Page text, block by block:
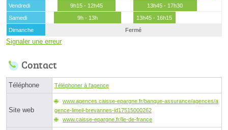
Vendredi
9h15 - 12h45
13h45 - 17h30
Samedi
9h - 13h
13h45 - 16h15
Dimanche
Fermé
Signaler une erreur
Contact
Téléphone Téléphoner à l'agence
Site web
www.agences.caisse-epargne.fr/banque-assurance/agences/a
gence-limeil-brevannes-id17515000262
www.caisse-epargne.fr/ile-de-france